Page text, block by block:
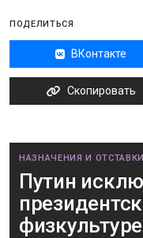
ПОДЕЛИТЬСЯ
ВКонтакте
Скопировать
НАЗНАЧЕНИЯ И ОТСТАВКИ
Путин